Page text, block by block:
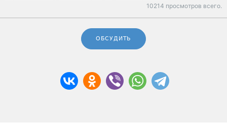
10214 просмотров всего.
ОБСУДИТЬ